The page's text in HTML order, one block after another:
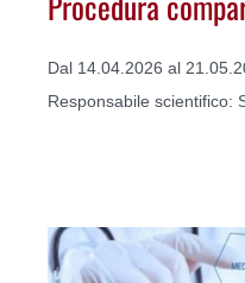
Dal 14.04.2026 al
Responsabile scientifico: